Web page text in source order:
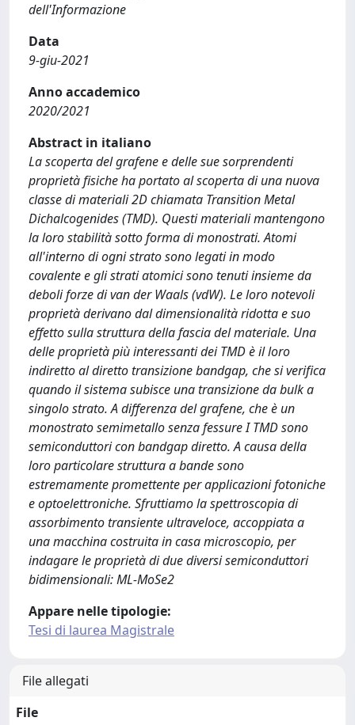
dell'Informazione
Data
9-giu-2021
Anno accademico
2020/2021
Abstract in italiano
La scoperta del grafene e delle sue sorprendenti
proprietà fisiche ha portato al scoperta di una nuova
classe di materiali 2D chiamata Transition Metal
Dichalcogenides (TMD). Questi materiali mantengono
la loro stabilità sotto forma di monostrati. Atomi
all'interno di ogni strato sono legati in modo
covalente e gli strati atomici sono tenuti insieme da
deboli forze di van der Waals (vdW). Le loro notevoli
proprietà derivano dal dimensionalità ridotta e suo
effetto sulla struttura della fascia del materiale. Una
delle proprietà più interessanti dei TMD è il loro
indiretto al diretto transizione bandgap, che si verifica
quando il sistema subisce una transizione da bulk a
singolo strato. A differenza del grafene, che è un
monostrato semimetallo senza fessure I TMD sono
semiconduttori con bandgap diretto. A causa della
loro particolare struttura a bande sono
estremamente promettente per applicazioni fotoniche
e optoelettroniche. Sfruttiamo la spettroscopia di
assorbimento transiente ultraveloce, accoppiata a
una macchina costruita in casa microscopio, per
indagare le proprietà di due diversi semiconduttori
bidimensionali: ML-MoSe2
Appare nelle tipologie:
Tesi di laurea Magistrale
File allegati
File